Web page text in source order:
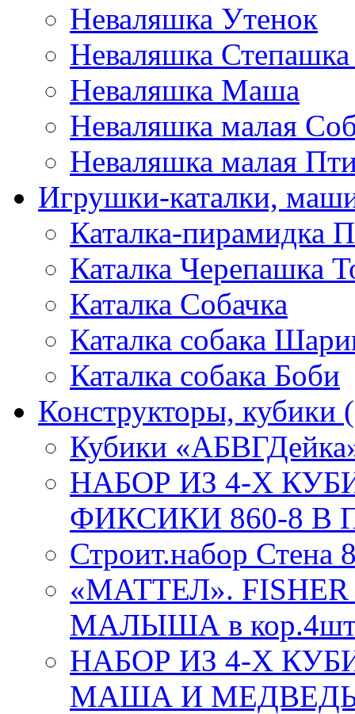
Неваляшка Утенок
Неваляшка Степашка
Неваляшка Маша
Неваляшка малая
Неваляшка малая
Игрушки-каталки,
Каталка-пирамидка
Каталка Черепашка
Каталка Собачка
Каталка собака
Каталка собака Боби
Конструкторы, кубики
Кубики
НАБОР ИЗ 4-Х
ФИКСИКИ 860-8 В
Строит.набор Стена
«МАТТЕЛ».
МАЛЫША в
НАБОР ИЗ 4-Х
МАША И МЕДВЕДЬ